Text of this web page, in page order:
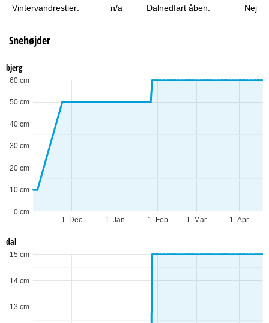
Vintervandrestier: n/a Dalnedfart åben: Nej
Snehøjder
bjerg
1. Dec 1. Jan 1. Feb 1. Mar 1. Apr
0 cm
10 cm
20 cm
30 cm
40 cm
50 cm
60 cm
dal
13 cm
14 cm
15 cm